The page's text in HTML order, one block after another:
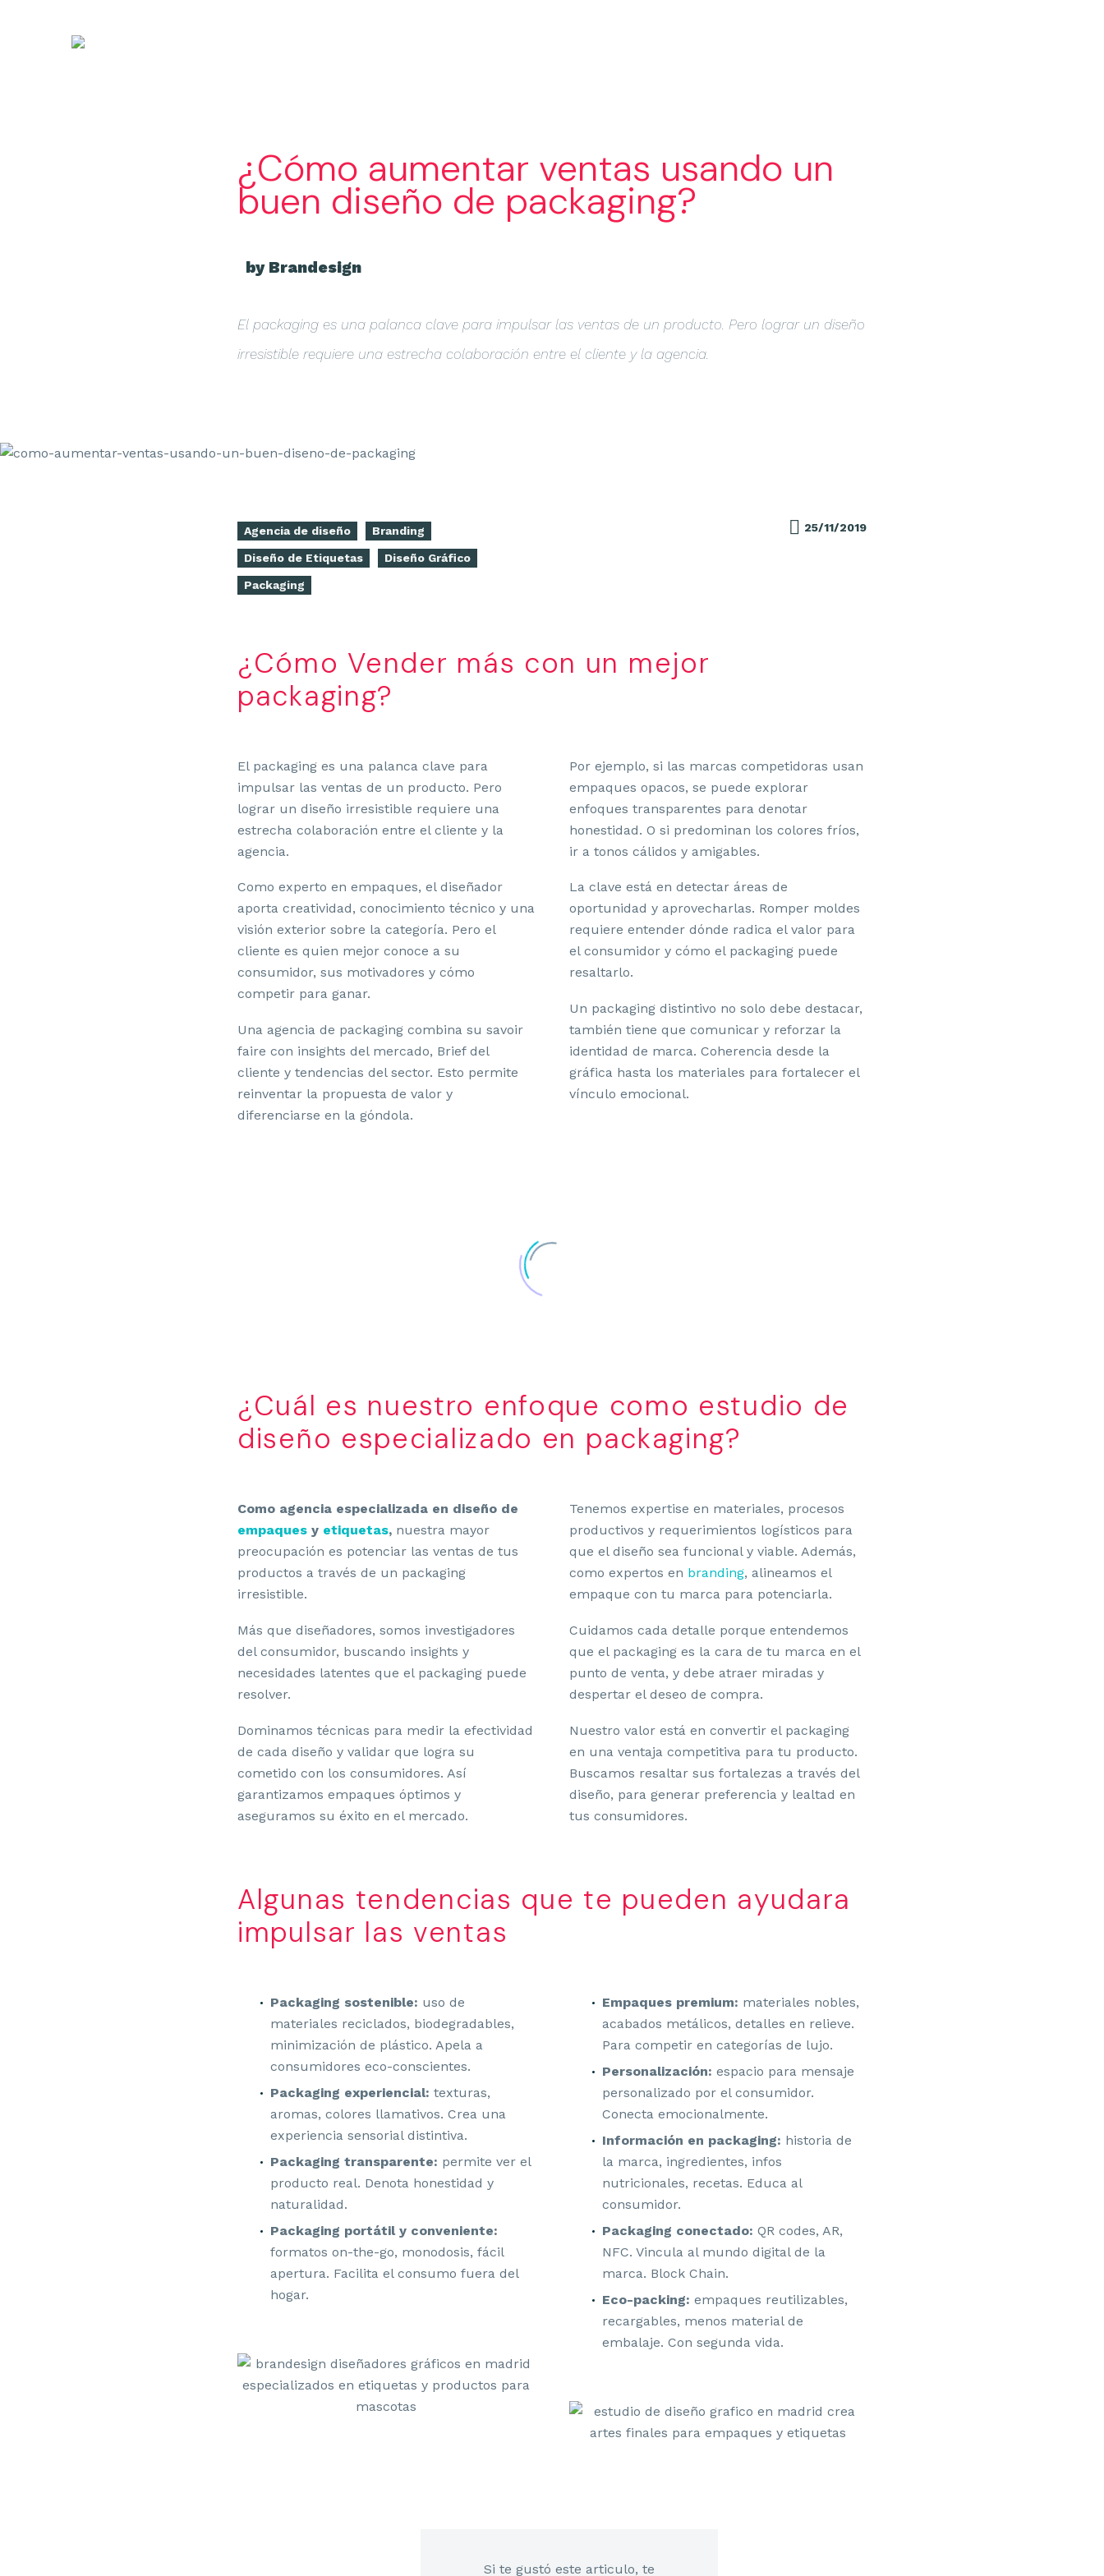
¿Cómo aumentar ventas usando un
buen diseño de packaging?
by Brandesign
El packaging es una palanca clave para impulsar las ventas de un producto. Pero lograr un diseño
irresistible requiere una estrecha colaboración entre el cliente y la agencia.
Agencia de diseño Branding
Diseño de Etiquetas Diseño Gráfico
Packaging
25/11/2019
¿Cómo Vender más con un mejor
packaging?
El packaging es una palanca clave para
impulsar las ventas de un producto. Pero
lograr un diseño irresistible requiere una
estrecha colaboración entre el cliente y la
agencia.
Como experto en empaques, el diseñador
aporta creatividad, conocimiento técnico y una
visión exterior sobre la categoría. Pero el
cliente es quien mejor conoce a su
consumidor, sus motivadores y cómo
competir para ganar.
Una agencia de packaging combina su savoir
faire con insights del mercado, Brief del
cliente y tendencias del sector. Esto permite
reinventar la propuesta de valor y
diferenciarse en la góndola.
Por ejemplo, si las marcas competidoras usan
empaques opacos, se puede explorar
enfoques transparentes para denotar
honestidad. O si predominan los colores fríos,
ir a tonos cálidos y amigables.
La clave está en detectar áreas de
oportunidad y aprovecharlas. Romper moldes
requiere entender dónde radica el valor para
el consumidor y cómo el packaging puede
resaltarlo.
Un packaging distintivo no solo debe destacar,
también tiene que comunicar y reforzar la
identidad de marca. Coherencia desde la
gráfica hasta los materiales para fortalecer el
vínculo emocional.
DISEÑO DE LA LINEA DOG#1
DISEÑO DE LOGOTIPO LOGO DESIGN VECTOR REDISEÑO ESTILO REBRANDING IMAGOTIPO ISÓTOPO
ISOLOGO DISEÑADOR GRAFICO
SUMMUM SENIOR LIGHT: BRANDING PARA NUEVA MARCA
DE PIENSOS
DISEÑO DE EMPAQUE EN EL SEGMENTO MEDIO ALIMENTACIÓN PARA MASCOTAS
¿Cuál es nuestro enfoque como estudio de
diseño especializado en packaging?
Como agencia especializada en diseño de
empaques y etiquetas, nuestra mayor
preocupación es potenciar las ventas de tus
productos a través de un packaging
irresistible.
Más que diseñadores, somos investigadores
del consumidor, buscando insights y
necesidades latentes que el packaging puede
resolver.
Dominamos técnicas para medir la efectividad
de cada diseño y validar que logra su
cometido con los consumidores. Así
garantizamos empaques óptimos y
aseguramos su éxito en el mercado.
Tenemos expertise en materiales, procesos
productivos y requerimientos logísticos para
que el diseño sea funcional y viable. Además,
como expertos en branding, alineamos el
empaque con tu marca para potenciarla.
Cuidamos cada detalle porque entendemos
que el packaging es la cara de tu marca en el
punto de venta, y debe atraer miradas y
despertar el deseo de compra.
Nuestro valor está en convertir el packaging
en una ventaja competitiva para tu producto.
Buscamos resaltar sus fortalezas a través del
diseño, para generar preferencia y lealtad en
tus consumidores.
Algunas tendencias que te pueden ayudara
impulsar las ventas
Packaging sostenible: uso de
materiales reciclados, biodegradables,
minimización de plástico. Apela a
consumidores eco-conscientes.
Packaging experiencial: texturas,
aromas, colores llamativos. Crea una
experiencia sensorial distintiva.
Packaging transparente: permite ver el
producto real. Denota honestidad y
naturalidad.
Packaging portátil y conveniente:
formatos on-the-go, monodosis, fácil
apertura. Facilita el consumo fuera del
hogar.
Empaques premium: materiales nobles,
acabados metálicos, detalles en relieve.
Para competir en categorías de lujo.
Personalización: espacio para mensaje
personalizado por el consumidor.
Conecta emocionalmente.
Información en packaging: historia de
la marca, ingredientes, infos
nutricionales, recetas. Educa al
consumidor.
Packaging conectado: QR codes, AR,
NFC. Vincula al mundo digital de la
marca. Block Chain.
Eco-packing: empaques reutilizables,
recargables, menos material de
embalaje. Con segunda vida.
Si te gustó este articulo, te